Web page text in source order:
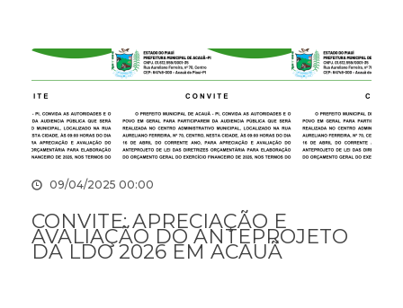
09/04/2025 00:00
CONVITE: APRECIAÇÃO E
AVALIAÇÃO DO ANTEPROJETO
DA LDO 2026 EM ACAUÃ